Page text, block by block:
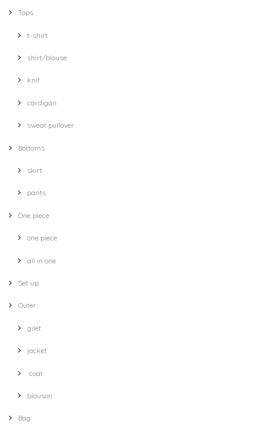
Tops
t-shirt
shirt/blouse
knit
cardigan
sweat pullover
Bottoms
skirt
pants
One piece
one piece
all in one
Set up
Outer
gilet
jacket
coat
blouson
Bag